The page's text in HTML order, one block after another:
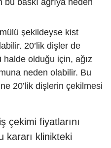
şekildeyse kist
20’lik dişler de
olduğu için, ağız
neden olabilir. Bu
20’lik dişlerin çekilmesi
çekimi fiyatlarını
kararı klinikteki